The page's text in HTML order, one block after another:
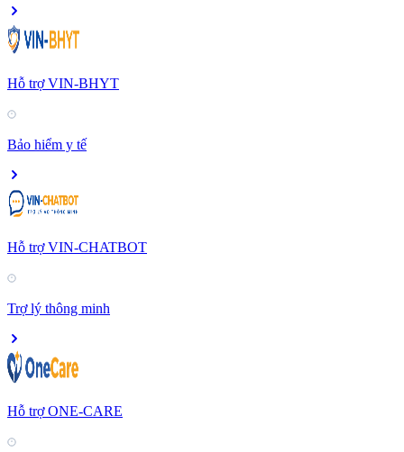
Hỗ trợ VIN-BHYT
Bảo hiểm y tế
Hỗ trợ VIN-CHATBOT
Trợ lý thông minh
Hỗ trợ ONE-CARE